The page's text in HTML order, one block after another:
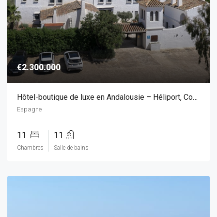
€2.300.000
Hôtel-boutique de luxe en Andalousie – Héliport, Court de tennis & Piscine chauffée
Espagne
11
Chambres
11
Salle de bains